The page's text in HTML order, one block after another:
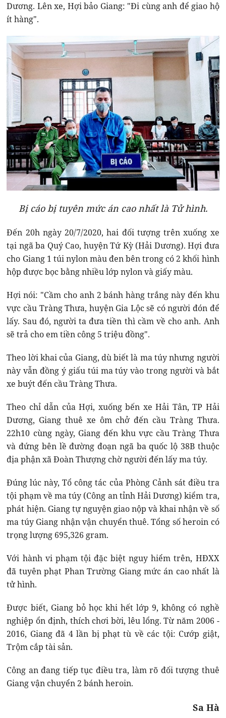
Dương. Lên xe, Hợi bảo Giang: "Đi cùng anh để giao hộ
ít hàng".
Bị cáo bị tuyên mức án cao nhất là Tử hình.
Đến 20h ngày 20/7/2020, hai đối tượng trên xuống xe
tại ngã ba Quý Cao, huyện Tứ Kỳ (Hải Dương). Hợi đưa
cho Giang 1 túi nylon màu đen bên trong có 2 khối hình
hộp được bọc bằng nhiều lớp nylon và giấy màu.
Hợi nói: "Cầm cho anh 2 bánh hàng trắng này đến khu
vực cầu Tràng Thưa, huyện Gia Lộc sẽ có người đón để
lấy. Sau đó, người ta đưa tiền thì cầm về cho anh. Anh
sẽ trả cho em tiền công 5 triệu đồng".
Theo lời khai của Giang, dù biết là ma túy nhưng người
này vẫn đồng ý giấu túi ma túy vào trong người và bắt
xe buýt đến cầu Tràng Thưa.
Theo chỉ dẫn của Hợi, xuống bến xe Hải Tân, TP Hải
Dương, Giang thuê xe ôm chở đến cầu Tràng Thưa.
22h10 cùng ngày, Giang đến khu vực cầu Tràng Thưa
và đứng bên lề đường đoạn ngã ba quốc lộ 38B thuộc
địa phận xã Đoàn Thượng chờ người đến lấy ma túy.
Đúng lúc này, Tổ công tác của Phòng Cảnh sát điều tra
tội phạm về ma túy (Công an tỉnh Hải Dương) kiểm tra,
phát hiện. Giang tự nguyện giao nộp và khai nhận về số
ma túy Giang nhận vận chuyển thuê. Tổng số heroin có
trọng lượng 695,326 gram.
Với hành vi phạm tội đặc biệt nguy hiểm trên, HĐXX
đã tuyên phạt Phan Trường Giang mức án cao nhất là
tử hình.
Được biết, Giang bỏ học khi hết lớp 9, không có nghề
nghiệp ổn định, thích chơi bời, lêu lổng. Từ năm 2006 -
2016, Giang đã 4 lần bị phạt tù về các tội: Cướp giật,
Trộm cắp tài sản.
Công an đang tiếp tục điều tra, làm rõ đối tượng thuê
Giang vận chuyển 2 bánh heroin.
Sa Hà